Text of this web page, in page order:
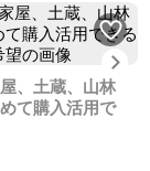
、土蔵、山林
て購入活用で